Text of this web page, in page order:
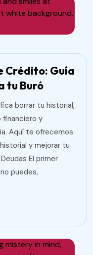
Crédito: Guía
tu Buró
borrar tu historial,
y
Aquí te ofrecemos
y mejorar tu
El primer
puedes,